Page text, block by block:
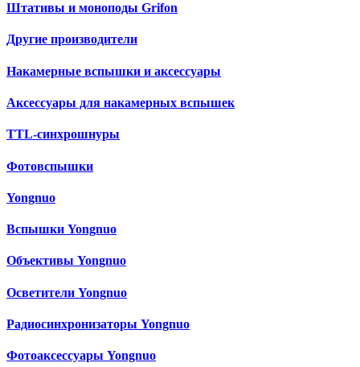
Штативы и моноподы Grifon
Другие производители
Накамерные вспышки и аксессуары
Аксессуары для накамерных вспышек
TTL-синхрошнуры
Фотовспышки
Yongnuo
Вспышки Yongnuo
Объективы Yongnuo
Осветители Yongnuo
Радиосинхронизаторы Yongnuo
Фотоаксессуары Yongnuo